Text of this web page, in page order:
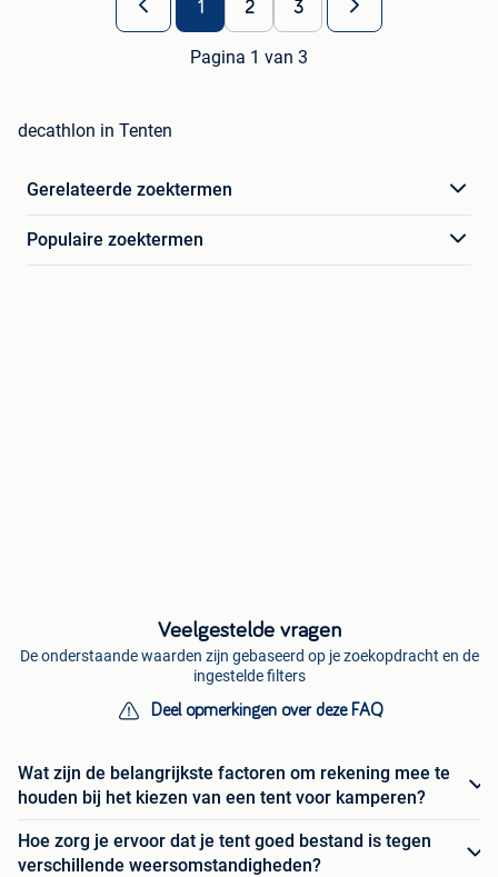
1 2 3
Pagina 1 van 3
decathlon in Tenten
Gerelateerde zoektermen
Populaire zoektermen
Veelgestelde vragen
De onderstaande waarden zijn gebaseerd op je zoekopdracht en de
ingestelde filters
Deel opmerkingen over deze FAQ
Wat zijn de belangrijkste factoren om rekening mee te
houden bij het kiezen van een tent voor kamperen?
Hoe zorg je ervoor dat je tent goed bestand is tegen
verschillende weersomstandigheden?